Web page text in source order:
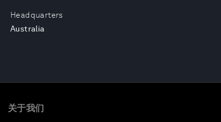
Headquarters
Australia
关于我们